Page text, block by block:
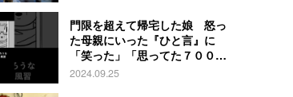
門限を超えて帰宅した娘 怒っ
た母親にいった『ひと言』に
「笑った」「思ってた７００倍
特殊」
2024.09.25